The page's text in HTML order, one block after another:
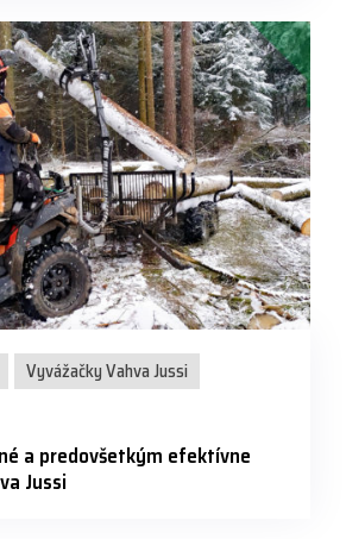
Vyvážačky Vahva Jussi
a predovšetkým efektívne
Jussi